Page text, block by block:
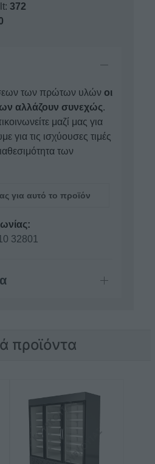
372
των πρώτων υλών οι
αλλάζουν συνεχώς.
μαζί μας για
για τις ισχύουσες τιμές
των
για αυτό το προϊόν
32801
προϊόντα
προϊόν
πολλαπλές